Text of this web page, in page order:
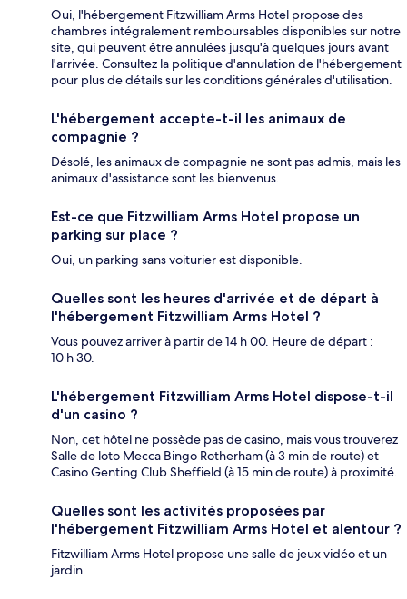
Oui, l'hébergement Fitzwilliam Arms Hotel propose des
chambres intégralement remboursables disponibles sur notre
site, qui peuvent être annulées jusqu'à quelques jours avant
l'arrivée. Consultez la politique d'annulation de l'hébergement
pour plus de détails sur les conditions générales d'utilisation.
L'hébergement accepte-t-il les animaux de
compagnie ?
Désolé, les animaux de compagnie ne sont pas admis, mais les
animaux d'assistance sont les bienvenus.
Est-ce que Fitzwilliam Arms Hotel propose un
parking sur place ?
Oui, un parking sans voiturier est disponible.
Quelles sont les heures d'arrivée et de départ à
l'hébergement Fitzwilliam Arms Hotel ?
Vous pouvez arriver à partir de 14 h 00. Heure de départ :
10 h 30.
L'hébergement Fitzwilliam Arms Hotel dispose-t-il
d'un casino ?
Non, cet hôtel ne possède pas de casino, mais vous trouverez
Salle de loto Mecca Bingo Rotherham (à 3 min de route) et
Casino Genting Club Sheffield (à 15 min de route) à proximité.
Quelles sont les activités proposées par
l'hébergement Fitzwilliam Arms Hotel et alentour ?
Fitzwilliam Arms Hotel propose une salle de jeux vidéo et un
jardin.